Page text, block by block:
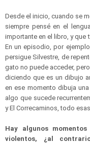
Desde el inicio, cuando se
siempre pensé en el
importante en el libro, y que
En un episodio, por
persigue Silvestre, de
gato no puede acceder,
diciendo que es un dibujo
en ese momento dibuja
algo que sucede
y El Correcaminos, todo
Hay algunos
violentos, ¿al